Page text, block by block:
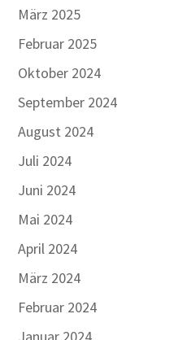
März 2025
Februar 2025
Oktober 2024
September 2024
August 2024
Juli 2024
Juni 2024
Mai 2024
April 2024
März 2024
Februar 2024